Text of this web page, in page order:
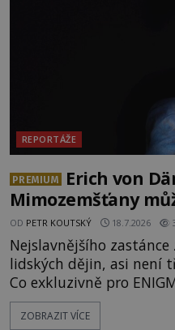
prastaré pohanské
REPORTÁŽE
PREMIUM
Erich von
Mimozemšťany
OD PETR KOUTSKÝ 18.7.2026
Nejslavnějšího
lidských dějin, asi není
Co exkluzivně pro
Vzpomínek na
Erich von Däniken? Orbitální stanice Viking 1
ZOBRAZIT VÍCE